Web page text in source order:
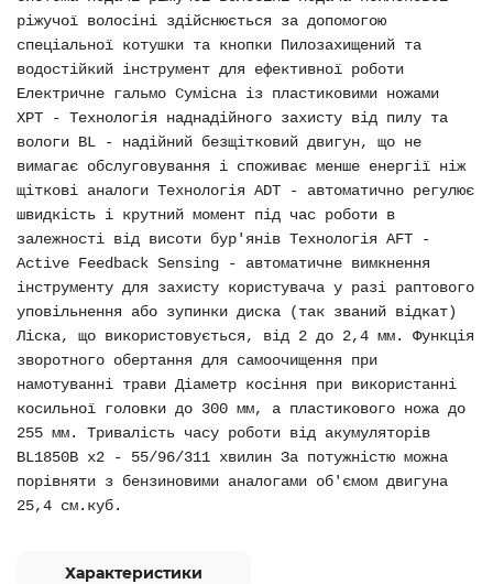
ріжучої волосіні здійснюється за допомогою
спеціальної котушки та кнопки Пилозахищений та
водостійкий інструмент для ефективної роботи
Електричне гальмо Сумісна із пластиковими ножами
XPT - Технологія наднадійного захисту від пилу та
вологи BL - надійний безщітковий двигун, що не
вимагає обслуговування і споживає менше енергії ніж
щіткові аналоги Технологія ADT - автоматично регулює
швидкість і крутний момент під час роботи в
залежності від висоти бур'янів Технологія AFT -
Active Feedback Sensing - автоматичне вимкнення
інструменту для захисту користувача у разі раптового
уповільнення або зупинки диска (так званий відкат)
Ліска, що використовується, від 2 до 2,4 мм. Функція
зворотного обертання для самоочищення при
намотуванні трави Діаметр косіння при використанні
косильної головки до 300 мм, а пластикового ножа до
255 мм. Тривалість часу роботи від акумуляторів
BL1850B х2 - 55/96/311 хвилин За потужністю можна
порівняти з бензиновими аналогами об'ємом двигуна
25,4 см.куб.
Характеристики